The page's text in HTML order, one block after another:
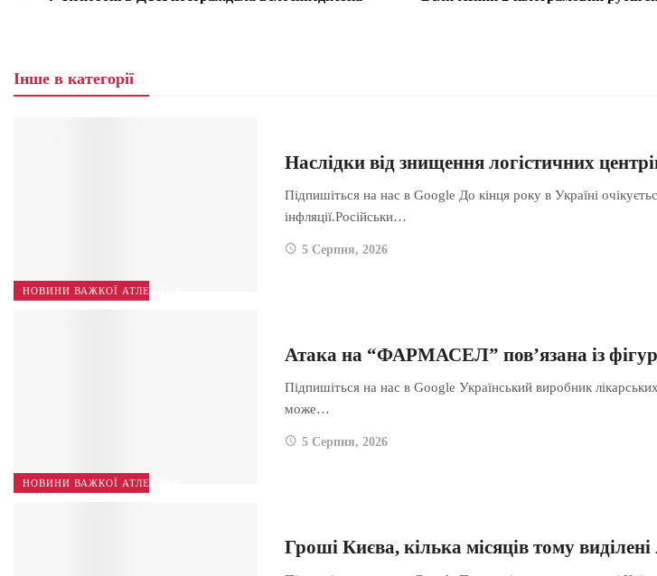
Інше в категорії
НОВИНИ ВАЖКОЇ АТЛЕТИКИ
Наслідки від знищення логістичних
Підпишіться на нас в Google До кінця року в Україні
інфляції.Російськи…
5 Серпня, 2026
НОВИНИ ВАЖКОЇ АТЛЕТИКИ
Атака на “ФАРМАСЕЛ” пов’язана із
Підпишіться на нас в Google Український виробник
може…
5 Серпня, 2026
Гроші Києва, кілька місяців тому